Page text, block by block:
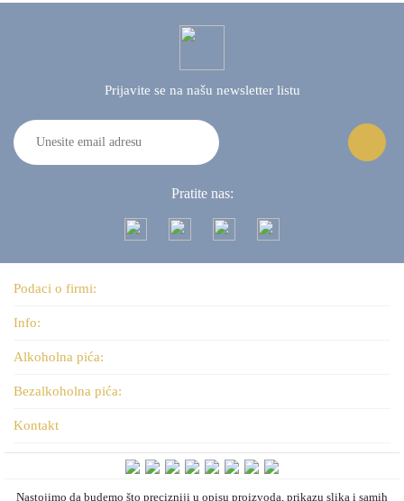
Prijavite se na našu newsletter listu
Pratite nas:
Podaci o firmi:
Info:
Alkoholna pića:
Bezalkoholna pića:
Kontakt
Nastojimo da budemo što precizniji u opisu proizvoda, prikazu slika i samih